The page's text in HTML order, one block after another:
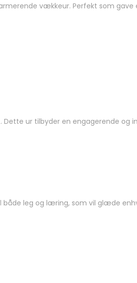
vækkeur. Perfekt som gave
ur tilbyder en engagerende og
leg og læring, som vil glæde